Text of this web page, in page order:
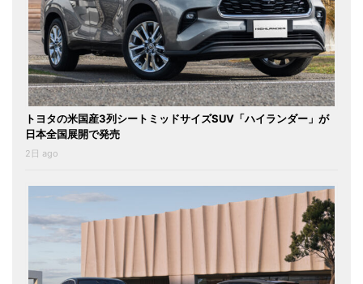
トヨタの米国産3列シートミッドサイズSUV「ハイランダー」が
日本全国展開で発売
2日 ago